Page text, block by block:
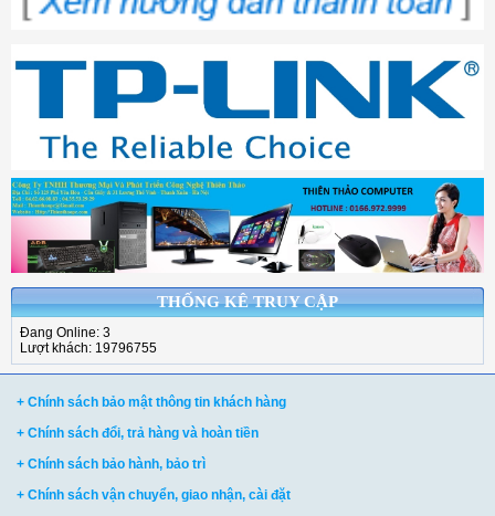
THỐNG KÊ TRUY CẬP
Đang Online: 3
Lượt khách: 19796755
+ Chính sách bảo mật thông tin khách hàng
+ Chính sách đổi, trả hàng và hoàn tiền
+ Chính sách bảo hành, bảo trì
+ Chính sách vận chuyển, giao nhận, cài đặt